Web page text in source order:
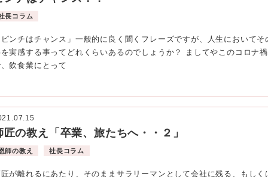
長コラム
ンチはチャンス」一般的に良く聞くフレーズですが、人生においてそ
実感する事ってどれくらいあるのでしょうか？ ましてやこのコロナ禍
飲食業にとって
匠の教え「卒業、旅たちへ・・２」
師の教え 社長コラム
が離れるにあたり、そのままサラリーマンとして会社に残る、もしく